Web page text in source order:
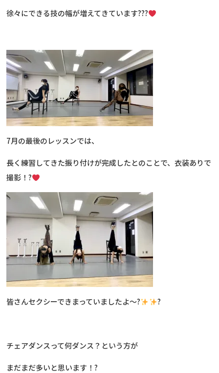
徐々にできる技の幅が増えてきています???
7月の最後のレッスンでは、
長く練習してきた振り付けが完成したとのことで、衣装ありで
撮影！?
皆さんセクシーできまっていましたよ〜? ?
チェアダンスって何ダンス？という方が
まだまだ多いと思います！?